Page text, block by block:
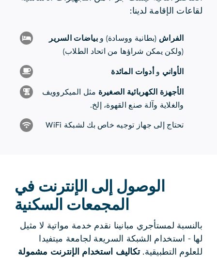
لقاعات الإقامة لدينا:
الفراش (بطانية ووسادة) وبياضات السرير
(ولكن يمكن شراؤها من اتحاد الطلاب)
الأواني وأدوات المائدة
الأجهزة الكهربائية الصغيرة مثل الميكروويف
والغلاية وآلة صنع القهوة، إلخ.
تحتاج إلى جهاز توجيه خاص بك لشبكة WiFi
الوصول إلى الإنترنت في
المجمعات السكنية
بالنسبة لمستأجري مبانينا نقدم خدمة مواتية لا مثيل
لها - استخدام الشبكة السريعة لجامعة ميتفيدا
للعلوم التطبيقية.تكاليف استخدام الإنترنت مشمولة